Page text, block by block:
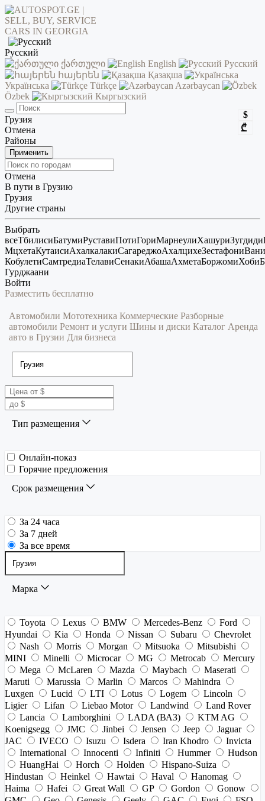
Русский
ქართული
English
Русский
հայերեն
Қазақша
Українська
Türkçe
Azərbaycan
Özbek
Кыргызский
$
₾
Грузия
Отмена
Районы
Применить
Отмена
В пути в Грузию
Грузия
Другие страны
Выбрать
всеТбилисиБатумиРуставиПотиГориМарнеулиХашуриЗугдиди
МцхетаКутаисиАхалкалакиСагареджоАхалцихеЗестафониВани
КобулетиСамтредиаТелавиСенакиАбашаАхметаБоржомиХоби
Гурджаани
Войти
Разместить бесплатно
Автомобили Мототехника Коммерческие Разборные
автомобили Ремонт и услуги Шины и диски Каталог Аренда
авто в Грузии Для бизнеса
Тип размещения
Онлайн-показ
Горячие предложения
Срок размещения
За 24 часа
За 7 дней
За все время
Марка
Toyota Lexus BMW Mercedes-Benz
Ford
Hyundai
Kia Honda Nissan Subaru
Chevrolet
Nash
Morris Morgan Mitsuoka
Mitsubishi
MINI
Minelli Microcar MG Metrocab
Mercury
Mega
McLaren Mazda Maybach
Maserati
Maruti
Marussia Marlin Marcos
Mahindra
Luxgen
Lucid LTI Lotus Logem
Lincoln
Ligier
Lifan Liebao Motor Landwind
Land Rover
Lancia
Lamborghini LADA (ВАЗ)
KTM AG
Koenigsegg
JMC Jinbei Jensen Jeep
Jaguar
JAC
IVECO Isuzu Isdera Iran Khodro
Invicta
International
Innocenti Infiniti Hummer
Hudson
HuangHai
Horch Holden
Hispano-Suiza
Hindustan
Heinkel Hawtai Haval
Hanomag
Haima
Hafei Great Wall GP Gordon
Gonow